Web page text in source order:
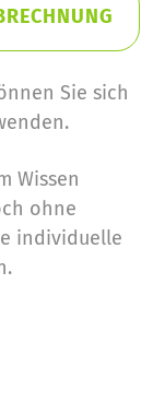
Sie sich
Wissen
ohne
individuelle